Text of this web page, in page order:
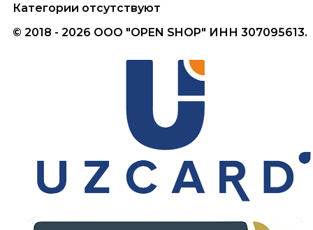
Категории отсутствуют
© 2018 - 2026 ООО "OPEN SHOP" ИНН 307095613.